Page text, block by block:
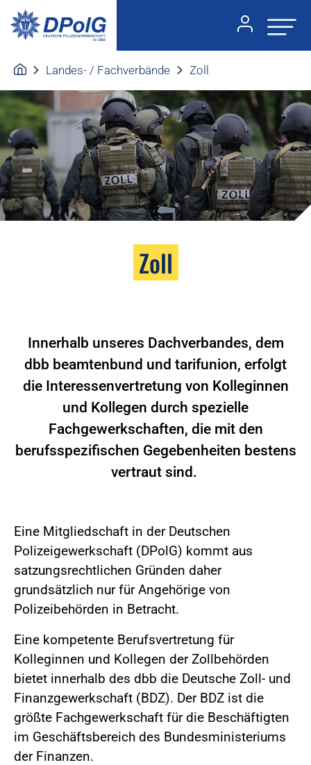
Landes- / Fachverbände Zoll
Zoll
Innerhalb unseres Dachverbandes, dem
dbb beamtenbund und tarifunion, erfolgt
die Interessenvertretung von Kolleginnen
und Kollegen durch spezielle
Fachgewerkschaften, die mit den
berufsspezifischen Gegebenheiten bestens
vertraut sind.
Eine Mitgliedschaft in der Deutschen
Polizeigewerkschaft (DPolG) kommt aus
satzungsrechtlichen Gründen daher
grundsätzlich nur für Angehörige von
Polizeibehörden in Betracht.
Eine kompetente Berufsvertretung für
Kolleginnen und Kollegen der Zollbehörden
bietet innerhalb des dbb die Deutsche Zoll- und
Finanzgewerkschaft (BDZ). Der BDZ ist die
größte Fachgewerkschaft für die Beschäftigten
im Geschäftsbereich des Bundesministeriums
der Finanzen.